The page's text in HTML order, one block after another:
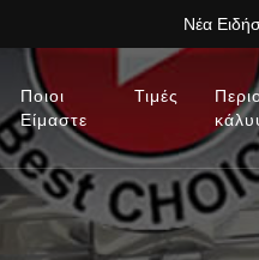
Νέα
Ποιοι
Είμαστε
Τιμές